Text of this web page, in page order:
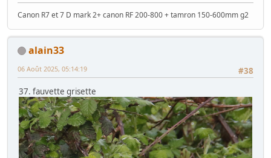
Canon R7 et 7 D mark 2+ canon RF 200-800 + tamron 150-600mm g2
alain33
#38
06 Août 2025, 05:14:19
37. fauvette grisette